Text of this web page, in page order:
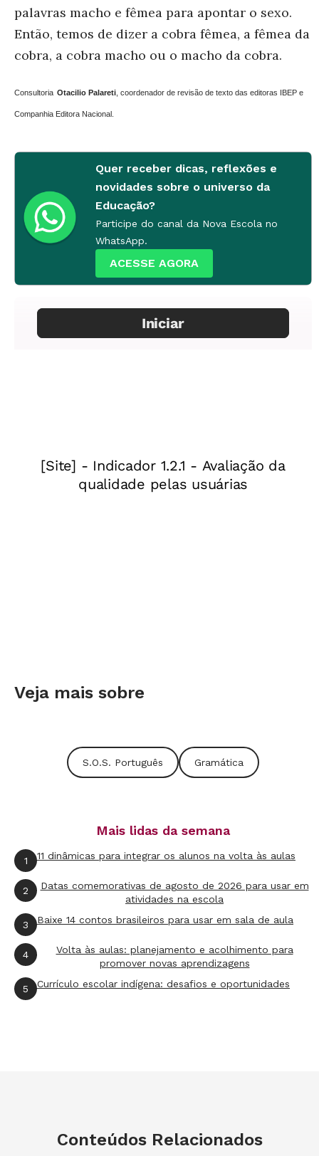
palavras macho e fêmea para apontar o sexo.
Então, temos de dizer a cobra fêmea, a fêmea da
cobra, a cobra macho ou o macho da cobra.
Consultoria Otacilio Palareti , coordenador de revisão de texto das editoras IBEP e
Companhia Editora Nacional.
Quer receber dicas, reflexões e
novidades sobre o universo da
Educação?
Participe do canal da Nova Escola no
WhatsApp.
ACESSE AGORA
Veja mais sobre
S.O.S. Português Gramática
Mais lidas da semana
1 11 dinâmicas para integrar os alunos na volta às aulas
2
Datas comemorativas de agosto de 2026 para usar em
atividades na escola
3 Baixe 14 contos brasileiros para usar em sala de aula
4
Volta às aulas: planejamento e acolhimento para
promover novas aprendizagens
5 Currículo escolar indígena: desafios e oportunidades
Conteúdos Relacionados